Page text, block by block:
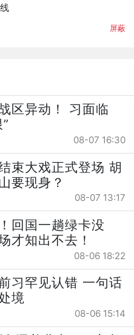
屏蔽
区异动！ 习面临
08-07 16:30
束大戏正式登场 胡
要现身？
08-07 13:17
回国一趟绿卡没
才知出不去！
08-06 18:22
习罕见认错 一句话
境
08-06 15:14